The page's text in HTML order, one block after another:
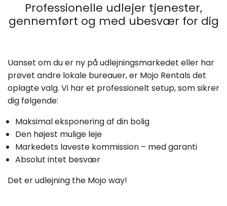
Professionelle udlejer tjenester,
gennemført og med ubesvær for dig
Uanset om du er ny på udlejningsmarkedet eller har
prøvet andre lokale bureauer, er Mojo Rentals det
oplagte valg. Vi har et professionelt setup, som sikrer
dig følgende:
Maksimal eksponering af din bolig
Den højest mulige leje
Markedets laveste kommission – med garanti
Absolut intet besvær
Det er udlejning the Mojo way!